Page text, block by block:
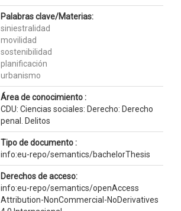
Palabras clave/Materias:
siniestralidad
movilidad
sostenibilidad
planificación
urbanismo
Área de conocimiento :
CDU: Ciencias sociales: Derecho: Derecho
penal. Delitos
Tipo de documento :
info:eu-repo/semantics/bachelorThesis
Derechos de acceso:
info:eu-repo/semantics/openAccess
Attribution-NonCommercial-NoDerivatives